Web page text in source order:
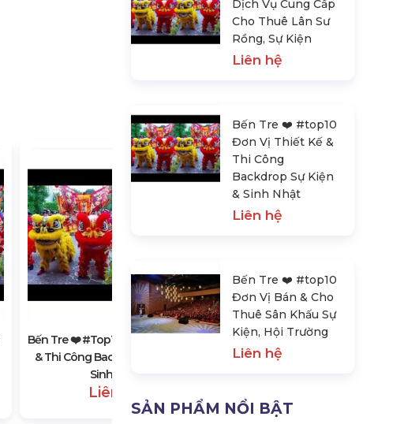
Bến Tre ❤️️ #top10 Đơn Vị Thiết Kế
& Thi Công Backdrop Sự Kiện &
Sinh Nhật
Liên hệ
Bến Tre ❤️️ #top10 Đơn Vị Bán &
Cho Thuê Sân Khấu Sự Kiện, Hội
Trường
Liên hệ
Dịch Vụ Cung Cấp
Cho Thuê Lân Sư
Rồng, Sự Kiện
Liên hệ
Bến Tre ❤️️ #top10
Đơn Vị Thiết Kế &
Thi Công
Backdrop Sự Kiện
& Sinh Nhật
Liên hệ
Bến Tre ❤️️ #top10
Đơn Vị Bán & Cho
Thuê Sân Khấu Sự
Kiện, Hội Trường
Liên hệ
SẢN PHẨM NỔI BẬT